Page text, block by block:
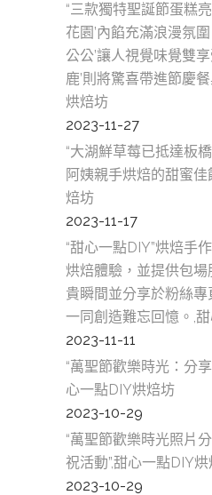
“三款獨特聖誕節蛋糕
花園’內餡充滿浪漫氛
公公’讓人視覺味覺雙
鹿’則將驚喜帶進節慶
烘焙坊
2023-11-27
“大湖鮮草莓已抵達板
阿姨親手烘焙的甜蜜佳
焙坊
2023-11-17
“甜心一點DIY”烘焙手
烘焙體驗，並提供包
貴瞬間並分享於粉絲
一同創造難忘回憶。,
2023-11-11
“萬聖節歡樂時光：分
心一點DIY烘焙坊
2023-10-29
“萬聖節歡樂時光照片
祝活動”,甜心一點DIY
2023-10-29